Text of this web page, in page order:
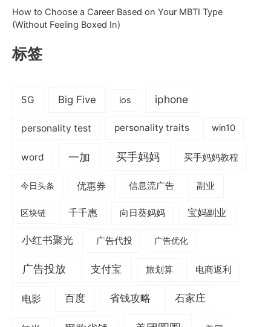
How to Choose a Career Based on Your MBTI Type
(Without Feeling Boxed In)
标签
5G Big Five ios iphone
personality test personality traits win10
word 一加 买手妈妈 买手妈妈教程
今日头条 优惠券 信息流广告 副业
区块链 千千惠 向日葵妈妈 宝妈副业
小红书聚光 广告代投 广告优化
广告投放 支付宝 旅划算 电商返利
电影 百度 省钱攻略 石家庄